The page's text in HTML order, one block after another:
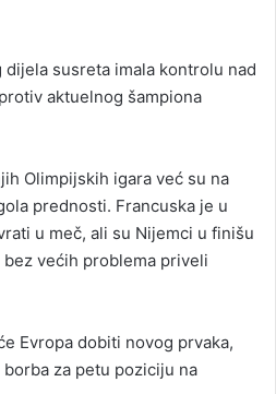
susreta imala kontrolu nad
aktuelnog šampiona
Olimpijskih igara već su na
prednosti. Francuska je u
u meč, ali su Nijemci u finišu
većih problema priveli
Evropa dobiti novog prvaka,
za petu poziciju na